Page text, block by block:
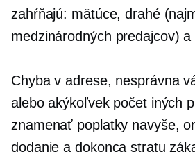
zahŕňajú: mätúce, drahé
medzinárodných predajcov) a
Chyba v adrese, nesprávna
alebo akýkoľvek počet iných
znamenať poplatky navyše,
dodanie a dokonca stratu